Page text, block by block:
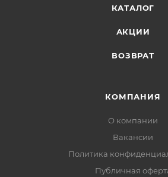
КАТАЛОГ
АКЦИИ
ВОЗВРАТ
КОМПАНИЯ
О компании
Вакансии
Политика
Публичная